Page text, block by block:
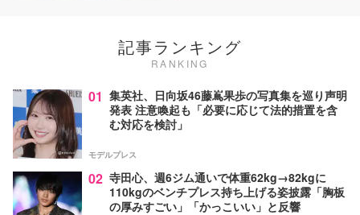
記事ランキング
RANKING
01 集英社、日向坂46藤嶌果歩の写真集を巡り声明
発表 注意喚起も「必要に応じて法的措置を含
む対応を検討」
モデルプレス
02 寺田心、週6ジム通いで体重62kg→82kgに
110kgのベンチプレス持ち上げる姿披露「胸板
の厚みすごい」「かっこいい」と反響